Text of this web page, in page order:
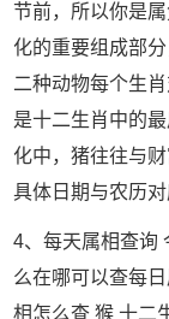
节前，所以你是
化的重要组成部
二种动物每个生
是十二生肖中的
化中，猪往往与
具体日期与农历对
4、每天属相查询
么在哪可以查每
相怎么查 猴 十二